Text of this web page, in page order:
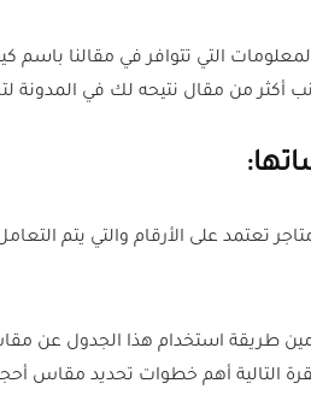
أكثر من مقال نتيحه لك في
تعتمد على الأرقام والتي يتم
طريقة استخدام هذا الجدول عن
أهم خطوات تحديد مقاس